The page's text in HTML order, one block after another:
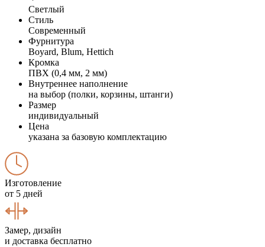
Светлый
Стиль
Современный
Фурнитура
Boyard, Blum, Hettich
Кромка
ПВХ (0,4 мм, 2 мм)
Внутреннее наполнение
на выбор (полки, корзины, штанги)
Размер
индивидуальный
Цена
указана за базовую комплектацию
Изготовление
от 5 дней
Замер, дизайн
и доставка бесплатно